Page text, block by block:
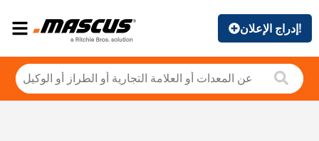
إدراج الإعلان!